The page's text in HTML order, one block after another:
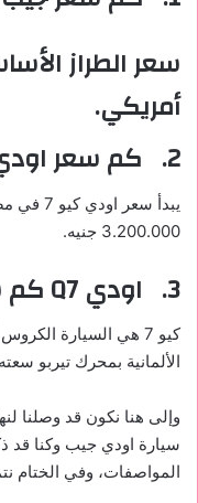
أمريكي.
2. كم سعر
3.200.000 جنيه.
3. اوديQ7
كيو 7 هي السيارة
الألمانية بمحرك تيربو سعته 3000 سي سي.
وإلى هنا نكون قد وصلنا
سيارة اودي جيب وكنا قد
المواصفات، وفي الختام